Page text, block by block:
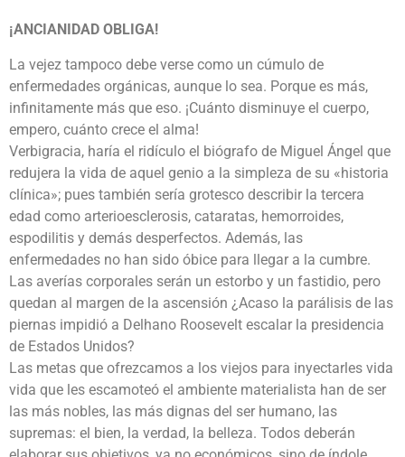
¡ANCIANIDAD OBLIGA!
La vejez tampoco debe verse como un cúmulo de
enfermedades orgánicas, aunque lo sea. Porque es más,
infinitamente más que eso. ¡Cuánto disminuye el cuerpo,
empero, cuánto crece el alma!
Verbigracia, haría el ridículo el biógrafo de Miguel Ángel que
redujera la vida de aquel genio a la simpleza de su «historia
clínica»; pues también sería grotesco describir la tercera
edad como arterioesclerosis, cataratas, hemorroides,
espodilitis y demás desperfectos. Además, las
enfermedades no han sido óbice para llegar a la cumbre.
Las averías corporales serán un estorbo y un fastidio, pero
quedan al margen de la ascensión ¿Acaso la parálisis de las
piernas impidió a Delhano Roosevelt escalar la presidencia
de Estados Unidos?
Las metas que ofrezcamos a los viejos para inyectarles vida
vida que les escamoteó el ambiente materialista han de ser
las más nobles, las más dignas del ser humano, las
supremas: el bien, la verdad, la belleza. Todos deberán